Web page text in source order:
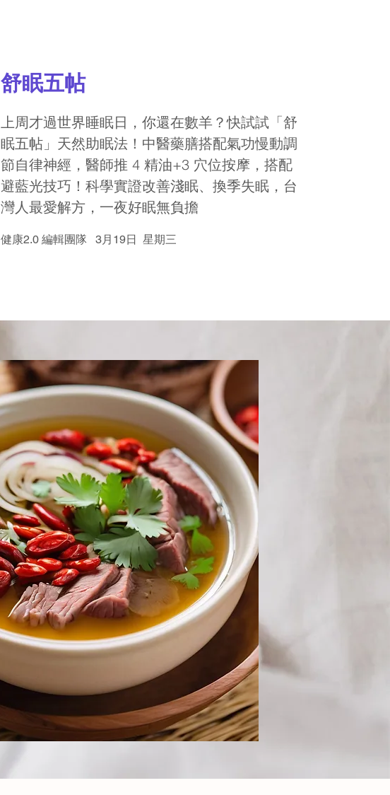
舒眠五帖
上周才過世界睡眠日，你還在數羊？快試試「舒
眠五帖」天然助眠法！中醫藥膳搭配氣功慢動調
節自律神經，醫師推 4 精油+3 穴位按摩，搭配
避藍光技巧！科學實證改善淺眠、換季失眠，台
灣人最愛解方，一夜好眠無負擔
健康2.0 編輯團隊 3月19日 星期三